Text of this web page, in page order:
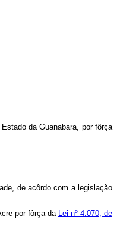
da Guanabara, por fôrça
de acôrdo com a legislação
por fôrça da Lei nº 4.070, de